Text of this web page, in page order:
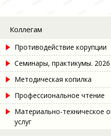
Коллегам
Противодействие корупции
Семинары, практикумы. 2026
Методическая копилка
Профессиональное чтение
Материально-техническое
услуг